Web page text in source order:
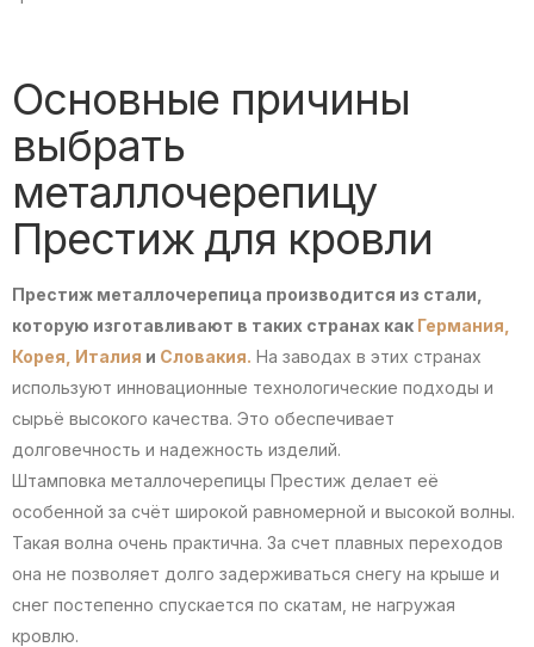
Основные причины
выбрать
металлочерепицу
Престиж для кровли
Престиж металлочерепица производится из стали,
которую изготавливают в таких странах как Германия,
Корея, Италия и Словакия. На заводах в этих странах
используют инновационные технологические подходы и
сырьё высокого качества. Это обеспечивает
долговечность и надежность изделий.
Штамповка металлочерепицы Престиж делает её
особенной за счёт широкой равномерной и высокой волны.
Такая волна очень практична. За счет плавных переходов
она не позволяет долго задерживаться снегу на крыше и
снег постепенно спускается по скатам, не нагружая
кровлю.